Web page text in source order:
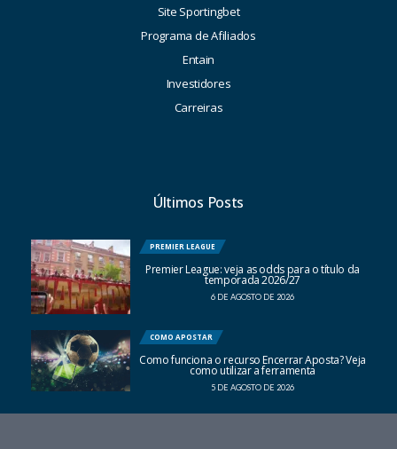
Site Sportingbet
Programa de Afiliados
Entain
Investidores
Carreiras
Últimos Posts
PREMIER LEAGUE
Premier League: veja as odds para o título da
temporada 2026/27
6 DE AGOSTO DE 2026
COMO APOSTAR
Como funciona o recurso Encerrar Aposta? Veja
como utilizar a ferramenta
5 DE AGOSTO DE 2026